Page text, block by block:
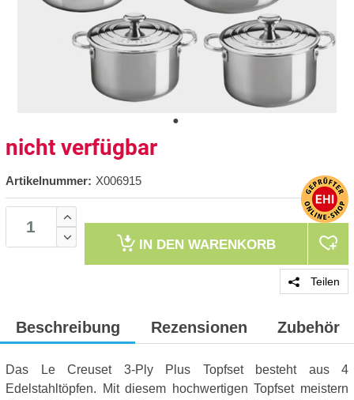
nicht verfügbar
Artikelnummer: X006915
IN DEN WARENKORB
Teilen
Beschreibung Rezensionen Zubehör
Das Le Creuset 3-Ply Plus Topfset besteht aus 4
Edelstahltöpfen. Mit diesem hochwertigen Topfset meistern